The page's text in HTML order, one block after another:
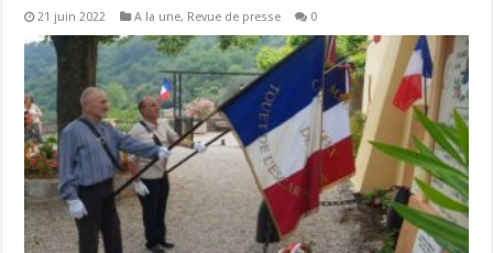
21 juin 2022 A la une, Revue de presse 0